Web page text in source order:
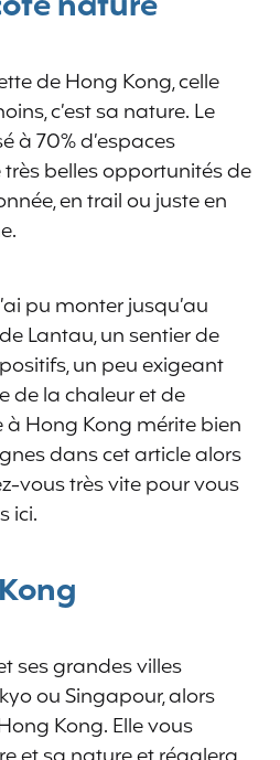
de Hong Kong, celle
c’est sa nature. Le
à 70% d’espaces
belles opportunités de
en trail ou juste en
pu monter jusqu’au
Lantau, un sentier de
un peu exigeant
de la chaleur et de
à Hong Kong mérite bien
dans cet article alors
vous très vite pour vous
ici.
ses grandes villes
ou Singapour, alors
Kong. Elle vous